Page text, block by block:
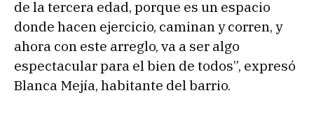
de la tercera edad, porque es un espacio
donde hacen ejercicio, caminan y corren, y
ahora con este arreglo, va a ser algo
espectacular para el bien de todos”, expresó
Blanca Mejía, habitante del barrio.